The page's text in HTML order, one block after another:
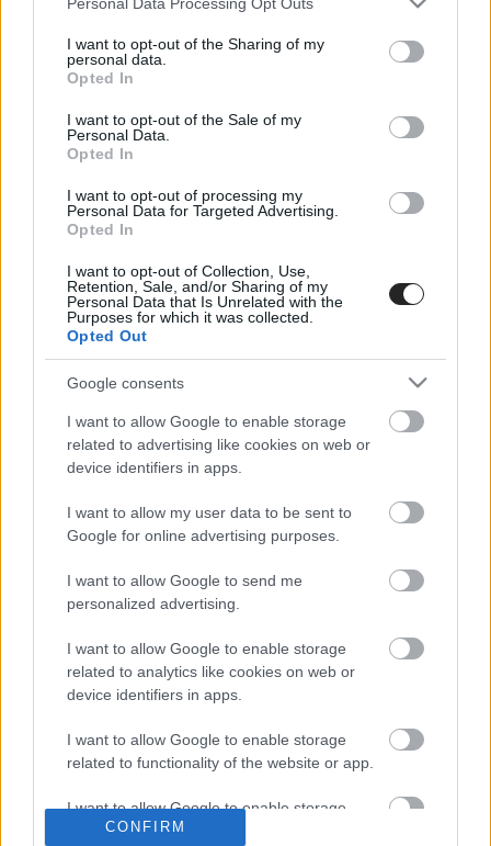
not limited to your visit or usage behaviour. You may click to
grant or deny consent to Google and its third-party tags to
use your data for below specified purposes in below Google
consent section.
I want to opt-out of the Sharing of my
personal data.
Opted In
I want to opt-out of the Sale of my
Personal Data.
Opted In
I want to opt-out of processing my
Personal Data for Targeted Advertising.
Opted In
I want to opt-out of Collection, Use,
Retention, Sale, and/or Sharing of my
Personal Data that Is Unrelated with the
Purposes for which it was collected.
Opted Out
Google consents
I want to allow Google to enable storage
related to advertising like cookies on web or
device identifiers in apps.
I want to allow my user data to be sent to
Google for online advertising purposes.
I want to allow Google to send me
personalized advertising.
I want to allow Google to enable storage
related to analytics like cookies on web or
device identifiers in apps.
I want to allow Google to enable storage
related to functionality of the website or app.
I want to allow Google to enable storage
related to personalization.
CONFIRM
ξεπερνώντας για πρώτη φορά τα 3 δισεκατομμύρια.
Σχεδόν τα δύο τρίτα (62,8%) όλων των
διανυκτερεύσεων πραγματοποιήθηκαν σε ξενοδοχεία
διακοπών και άλλα καταλύματα βραχείας διαμονής,
όπως ενοικιαζόμενα διαμερίσματα και το 13,5% σε
χώρους κατασκήνωσης.
Μεταξύ των χωρών της ΕΕ, η Κύπρος και η Μάλτα
κατέγραψαν την υψηλότερη ετήσια αύξηση στις
αντίστοιχα. Η Λετονία ακολούθησε με απόσταση,
σημειώνοντας ρυθμό ανάπτυξης 7,4% σε σύγκριση με το
Μείωση στον αριθμό διανυκτερεύσεων κατέγραψαν
μόνο δύο χώρες σε ετήσια βάση, η Φινλανδία (-0,7%) και
η Γαλλία (-0,6%).
Σύμφωνα με την Eurostat οι περισσότερες από τις 3,02
δισεκατομμύρια διανυκτερεύσεις σε ολόκληρη την ΕΕ
πραγματοποιήθηκαν από εγχώριους επισκέπτες (51,9%,
1,57 δισεκατομμύρια), ενώ το υπόλοιπο 48,1% (1,45
δισεκατομμύρια) πραγματοποιήθηκαν από διεθνείς
επισκέπτες. Μεταξύ των τελευταίων οι επισκέπτες από
τη Βόρεια Αμερική αντιπροσώπευαν το 7,5% όλων των
διεθνών διαμονών, μπροστά από την Ασία με 4,9%, την
Κεντρική και Νότια Αμερική με 2,3%, την Ωκεανία με 1,0%
και την Αφρική με 0,8%.